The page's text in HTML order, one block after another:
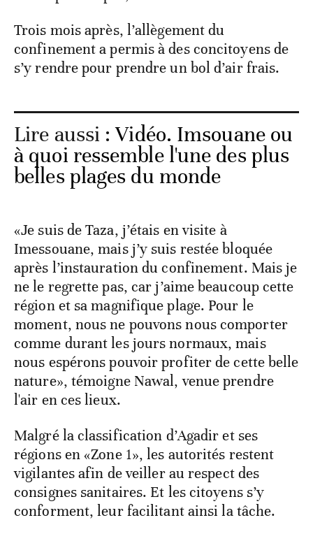
Trois mois après, l’allègement du
confinement a permis à des concitoyens de
s’y rendre pour prendre un bol d’air frais.
Lire aussi :Vidéo. Imsouane ou
à quoi ressemble l'une des plus
belles plages du monde
«Je suis de Taza, j’étais en visite à
Imessouane, mais j’y suis restée bloquée
après l’instauration du confinement. Mais je
ne le regrette pas, car j’aime beaucoup cette
région et sa magnifique plage. Pour le
moment, nous ne pouvons nous comporter
comme durant les jours normaux, mais
nous espérons pouvoir profiter de cette belle
nature», témoigne Nawal, venue prendre
l'air en ces lieux.
Malgré la classification d’Agadir et ses
régions en «Zone 1», les autorités restent
vigilantes afin de veiller au respect des
consignes sanitaires. Et les citoyens s’y
conforment, leur facilitant ainsi la tâche.